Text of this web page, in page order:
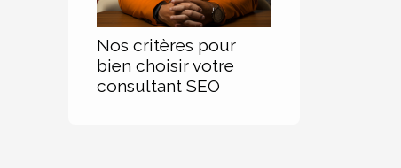
Nos critères pour
bien choisir votre
consultant SEO